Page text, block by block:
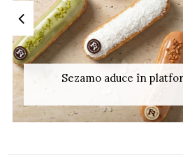
Sezamo aduce în